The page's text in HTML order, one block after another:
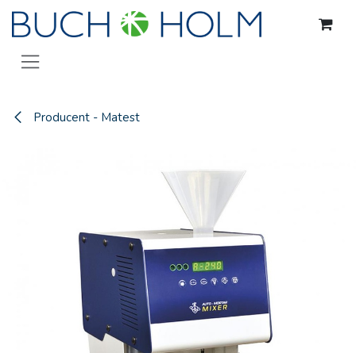
Gå til indhold
Producent - Matest